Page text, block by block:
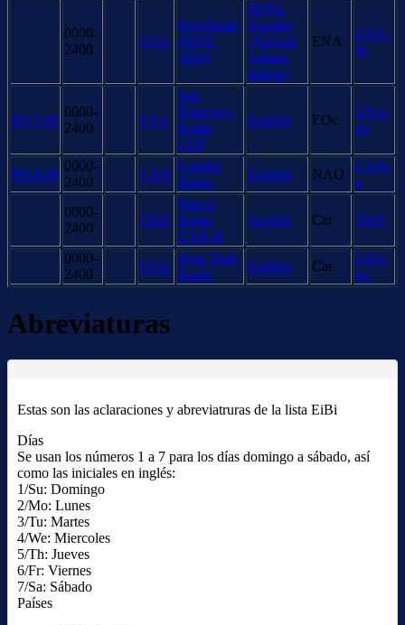
0000-
2400
USA
Riverhead
HFDL
(ID4)
HFDL
Squitter
(Aircraft
comms
station)
ENA
USA-
rh
8915.00
0000-
2400
USA
San
Francisco
Radio
CEP
English EOc
USA-
dx
8918.00
0000-
2400
CAN
Gander
Radio
English NAO
CAN-
g
0000-
2400
TRD
Piarco
Radio
CAR-B
English Car TRD
0000-
2400
USA
New York
Radio
English Car
USA-
bg
Abreviaturas
Estas son las aclaraciones y abreviatruras de la lista EiBi
Días
Se usan los números 1 a 7 para los días domingo a sábado, así
como las iniciales en inglés:
1/Su: Domingo
2/Mo: Lunes
3/Tu: Martes
4/We: Miercoles
5/Th: Jueves
6/Fr: Viernes
7/Sa: Sábado
Países